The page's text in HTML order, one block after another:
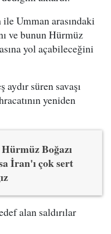
Umman arasındaki
ve bunun Hürmüz
yol açabileceğini
süren savaşı
yeniden
Boğazı
İran'ı çok sert
alan saldırılar